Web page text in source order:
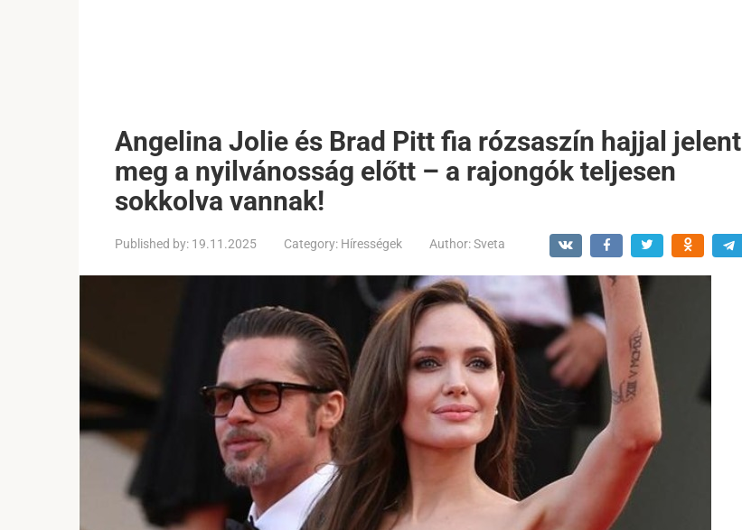
Angelina Jolie és Brad Pitt fia rózsaszín hajjal jelent
meg a nyilvánosság előtt – a rajongók teljesen
sokkolva vannak!
Published by: 19.11.2025 Category: Hírességek Author:Sveta